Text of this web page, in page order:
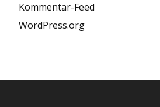
Kommentar-Feed
WordPress.org